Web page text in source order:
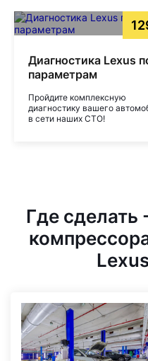
Диагностика Lexus
параметрам
Пройдите комплексную
диагностику вашего
в сети наших СТО!
Где